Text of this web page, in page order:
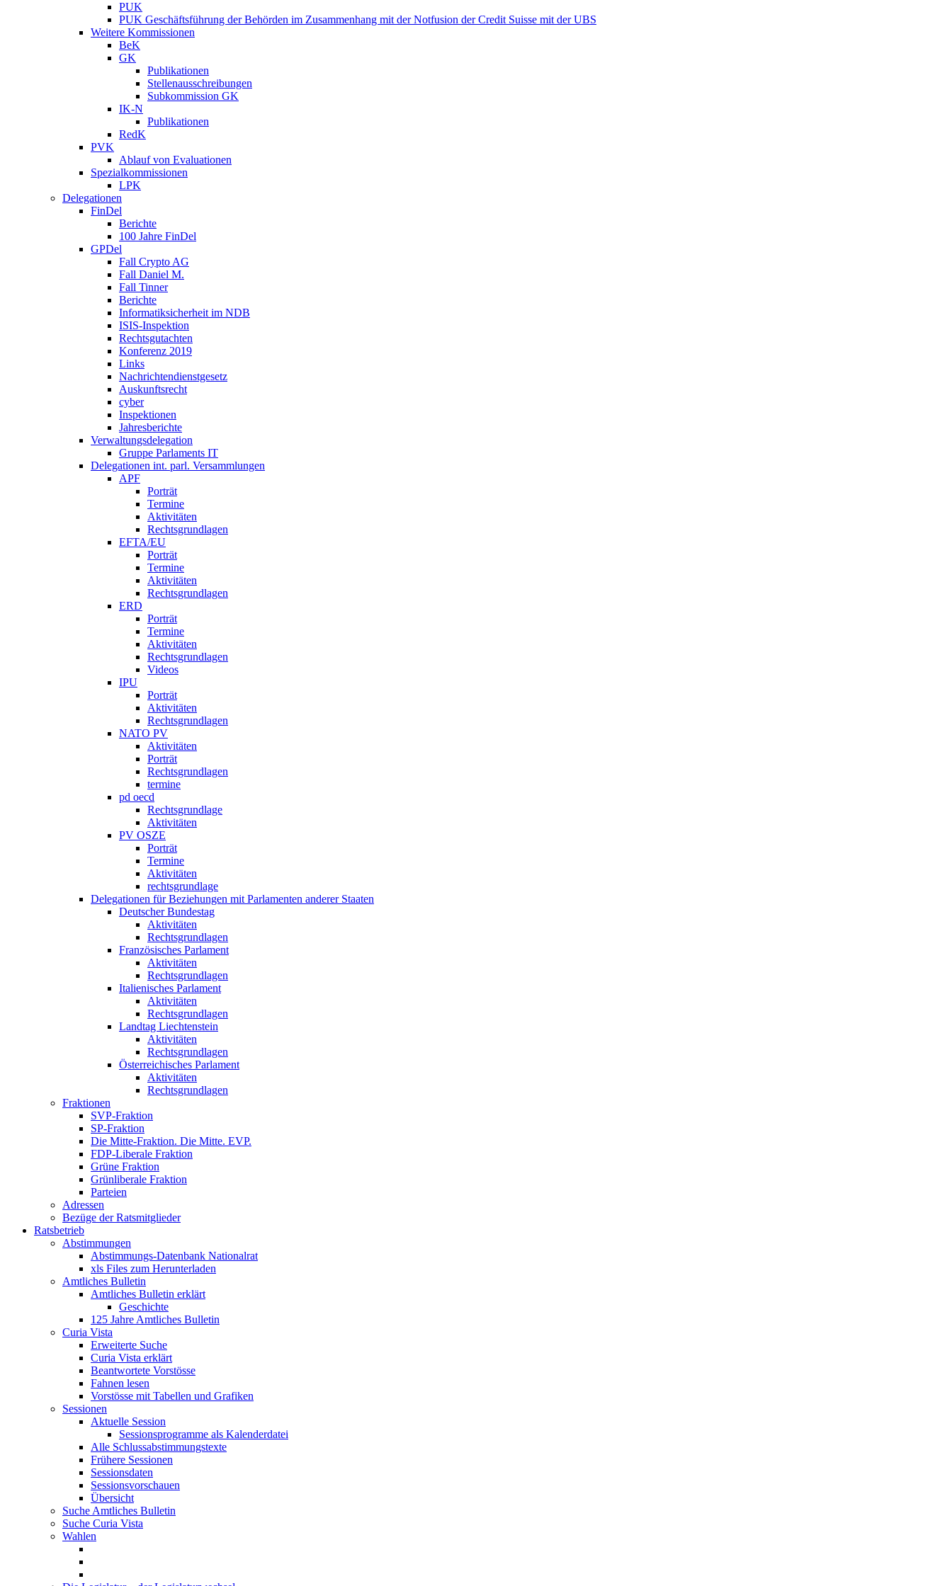
PUK
PUK Geschäftsführung der Behörden im Zusammenhang mit der Notfusion der Credit Suisse mit der UBS
Weitere Kommissionen
BeK
GK
Publikationen
Stellenausschreibungen
Subkommission GK
IK-N
Publikationen
RedK
PVK
Ablauf von Evaluationen
Spezialkommissionen
LPK
Delegationen
FinDel
Berichte
100 Jahre FinDel
GPDel
Fall Crypto AG
Fall Daniel M.
Fall Tinner
Berichte
Informatiksicherheit ­im NDB
ISIS-Inspektion
Rechtsgutachten
Konferenz 2019
Links
Nachrichtendienstgesetz
Auskunftsrecht
cyber
Inspektionen
Jahresberichte
Verwaltungsdelegation
Gruppe Parlaments IT
Delegationen int. parl. Versammlungen
APF
Porträt
Termine
Aktivitäten
Rechtsgrundlagen
EFTA/EU
Porträt
Termine
Aktivitäten
Rechtsgrundlagen
ERD
Porträt
Termine
Aktivitäten
Rechtsgrundlagen
Videos
IPU
Porträt
Aktivitäten
Rechtsgrundlagen
NATO PV
Aktivitäten
Porträt
Rechtsgrundlagen
termine
pd oecd
Rechtsgrundlage
Aktivitäten
PV OSZE
Porträt
Termine
Aktivitäten
rechtsgrundlage
Delegationen für Beziehungen mit Parlamenten anderer Staaten
Deutscher Bundestag
Aktivitäten
Rechtsgrundlagen
Französisches Parlament
Aktivitäten
Rechtsgrundlagen
Italienisches Parlament
Aktivitäten
Rechtsgrundlagen
Landtag Liechtenstein
Aktivitäten
Rechtsgrundlagen
Österreichisches Parlament
Aktivitäten
Rechtsgrundlagen
Fraktionen
SVP-Fraktion
SP-Fraktion
Die Mitte-Fraktion. Die Mitte. EVP.
FDP-Liberale Fraktion
Grüne Fraktion
Grünliberale Fraktion
Parteien
Adressen
Bezüge der Ratsmitglieder
Ratsbetrieb
Abstimmungen
Abstimmungs-Datenbank Nationalrat
xls Files zum Herunterladen
Amtliches Bulletin
Amtliches Bulletin erklärt
Geschichte
125 Jahre Amtliches Bulletin
Curia Vista
Erweiterte Suche
Curia Vista erklärt
Beantwortete Vorstösse
Fahnen lesen
Vorstösse mit Tabellen und Grafiken
Sessionen
Aktuelle Session
Sessionsprogramme als Kalenderdatei
Alle Schlussabstimmungstexte
Frühere Sessionen
Sessionsdaten
Sessionsvorschauen
Übersicht
Suche Amtliches Bulletin
Suche Curia Vista
Wahlen